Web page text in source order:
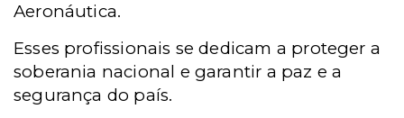
Aeronáutica.
Esses profissionais se dedicam a proteger a
soberania nacional e garantir a paz e a
segurança do país.